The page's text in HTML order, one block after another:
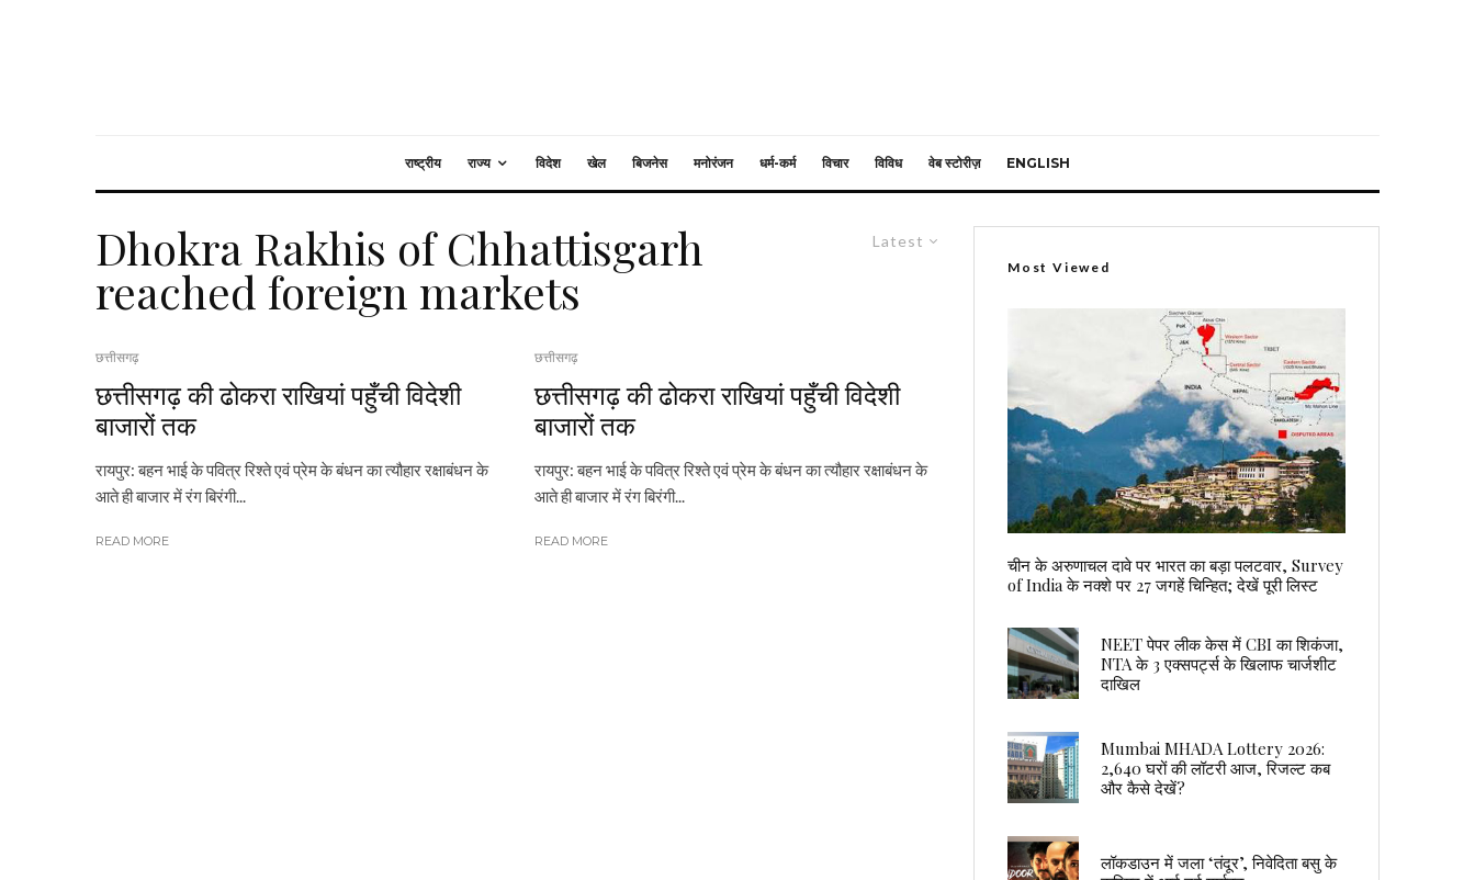
राष्ट्रीय राज्य विदेश खेल बिजनेस मनोरंजन धर्म-कर्म विचार विविध वेब स्टोरीज़ ENGLISH
Latest
Dhokra Rakhis of Chhattisgarh
reached foreign markets
छत्तीसगढ़
छत्तीसगढ़ की ढोकरा राखियां पहुँची विदेशी
बाजारों तक
रायपुर: बहन भाई के पवित्र रिश्ते एवं प्रेम के बंधन का त्यौहार रक्षाबंधन के
आते ही बाजार में रंग बिरंगी...
READ MORE
छत्तीसगढ़
छत्तीसगढ़ की ढोकरा राखियां पहुँची विदेशी
बाजारों तक
रायपुर: बहन भाई के पवित्र रिश्ते एवं प्रेम के बंधन का त्यौहार रक्षाबंधन के
आते ही बाजार में रंग बिरंगी...
READ MORE
Most Viewed
चीन के अरुणाचल दावे पर भारत का बड़ा पलटवार, Survey
of India के नक्शे पर 27 जगहें चिन्हित; देखें पूरी लिस्ट
NEET पेपर लीक केस में CBI का शिकंजा,
NTA के 3 एक्सपर्ट्स के खिलाफ चार्जशीट
दाखिल
Mumbai MHADA Lottery 2026:
2,640 घरों की लॉटरी आज, रिजल्ट कब
और कैसे देखें?
लॉकडाउन में जला ‘तंदूर’, निवेदिता बसु के